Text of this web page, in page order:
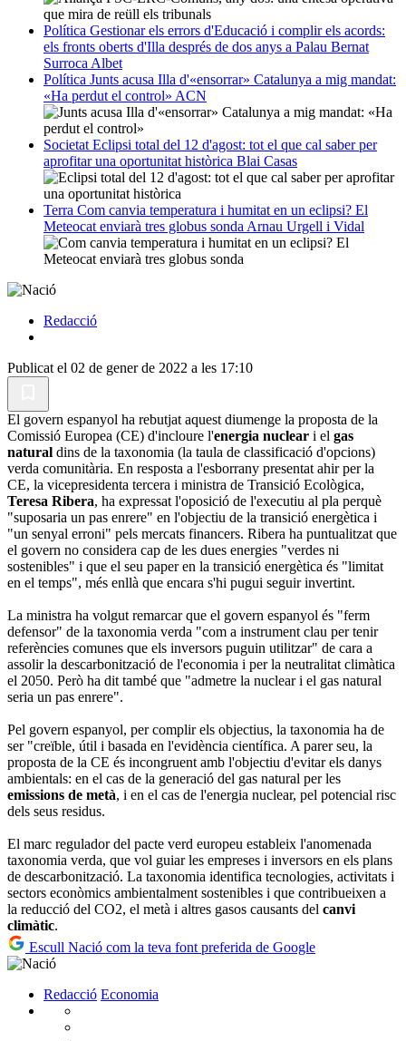
Política Gestionar els errors d'Educació i complir els acords:
els fronts oberts d'Illa després de dos anys a Palau Bernat
Surroca Albet
Política Junts acusa Illa d'«ensorrar» Catalunya a mig mandat:
«Ha perdut el control» ACN
Societat Eclipsi total del 12 d'agost: tot el que cal saber per
aprofitar una oportunitat històrica Blai Casas
Terra Com canvia temperatura i humitat en un eclipsi? El
Meteocat enviarà tres globus sonda Arnau Urgell i Vidal
Redacció
Publicat el 02 de gener de 2022 a les 17:10
El govern espanyol ha rebutjat aquest diumenge la proposta de la
Comissió Europea (CE) d'incloure l'energia nuclear i el gas
natural dins de la taxonomia (la taula de classificació d'opcions)
verda comunitària. En resposta a l'esborrany presentat ahir per la
CE, la vicepresidenta tercera i ministra de Transició Ecològica,
Teresa Ribera, ha expressat l'oposició de l'executiu al pla perquè
"suposaria un pas enrere" en l'objectiu de la transició energètica i
"un senyal erroni" pels mercats financers. Ribera ha puntualitzat que
el govern no considera cap de les dues energies "verdes ni
sostenibles" i que el seu paper en la transició energètica és "limitat
en el temps", més enllà que encara s'hi pugui seguir invertint.
La ministra ha volgut remarcar que el govern espanyol és "ferm
defensor" de la taxonomia verda "com a instrument clau per tenir
referències comunes que els inversors puguin utilitzar" de cara a
assolir la descarbonització de l'economia i per la neutralitat climàtica
el 2050. Però ha dit també que "admetre la nuclear i el gas natural
seria un pas enrere".
Pel govern espanyol, per complir els objectius, la taxonomia ha de
ser "creïble, útil i basada en l'evidència científica. A parer seu, la
proposta de la CE és incongruent amb l'objectiu d'evitar els danys
ambientals: en el cas de la generació del gas natural per les
emissions de metà, i en el cas de l'energia nuclear, pel potencial risc
dels seus residus.
El marc regulador del pacte verd europeu estableix l'anomenada
taxonomia verda, que vol guiar les empreses i inversors en els plans
de descarbonització. La taxonomia identifica tecnologies, activitats i
sectors econòmics ambientalment sostenibles i que contribueixen a
la reducció del CO2, el metà i altres gasos causants del canvi
climàtic.
Escull Nació com la teva font preferida de Google
Redacció Economia